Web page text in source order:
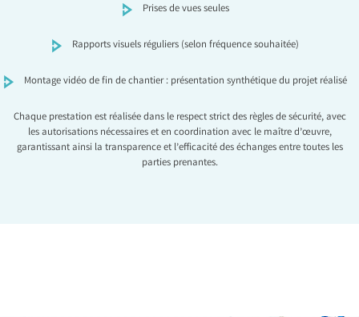
Prises de vues seules
Rapports visuels réguliers (selon fréquence souhaitée)
Montage vidéo de fin de chantier : présentation synthétique du projet réalisé
Chaque prestation est réalisée dans le respect strict des règles de sécurité, avec
les autorisations nécessaires et en coordination avec le maître d’œuvre,
garantissant ainsi la transparence et l’efficacité des échanges entre toutes les
parties prenantes.